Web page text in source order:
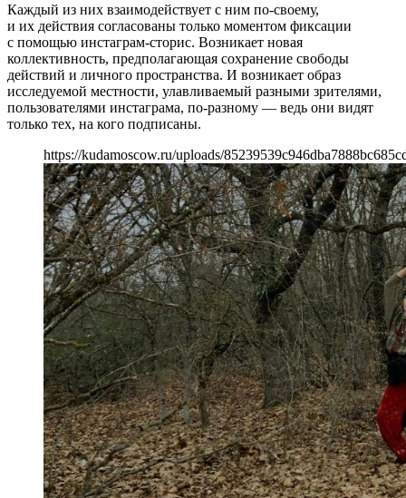
Каждый из них взаимодействует с ним по-своему,
и их действия согласованы только моментом фиксации
с помощью инстаграм-сторис. Возникает новая
коллективность, предполагающая сохранение свободы
действий и личного пространства. И возникает образ
исследуемой местности, улавливаемый разными зрителями,
пользователями инстаграма, по-разному — ведь они видят
только тех, на кого подписаны.
https://kudamoscow.ru/uploads/